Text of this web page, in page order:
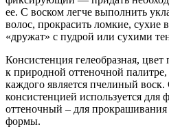
ее. С воском легче выполнить
волос, прокрасить ломкие, сухие
«дружат» с пудрой или сухими
Консистенция гелеобразная,
к природной оттеночной
каждого является пчелиный воск.
консистенцией используется
оттеночный – для
формы.